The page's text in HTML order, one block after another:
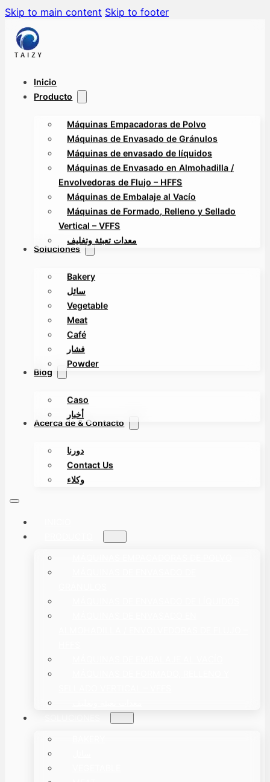
Skip to main content Skip to footer
Inicio
Producto
Máquinas Empacadoras de Polvo
Máquinas de Envasado de Gránulos
Máquinas de envasado de líquidos
Máquinas de Envasado en Almohadilla /
Envolvedoras de Flujo – HFFS
Máquinas de Embalaje al Vacío
Máquinas de Formado, Relleno y Sellado
Vertical – VFFS
معدات تعبئة وتغليف
Soluciones
Bakery
سائل
Vegetable
Meat
Café
فشار
Powder
Blog
Caso
أخبار
Acerca de & Contacto
دورنا
Contact Us
وكلاء